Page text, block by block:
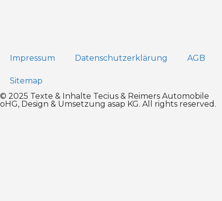
Impressum Datenschutz­erklärung AGB
Sitemap
© 2025 Texte & Inhalte Tecius & Reimers Automobile
oHG, Design & Umsetzung asap KG. All rights reserved.